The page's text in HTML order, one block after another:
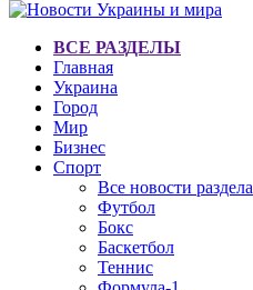
ВСЕ РАЗДЕЛЫ
Главная
Украина
Город
Мир
Бизнес
Спорт
Все новости раздела
Футбол
Бокс
Баскетбол
Теннис